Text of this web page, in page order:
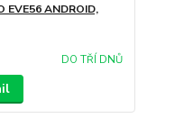
EVE56 ANDROID,
DO TŘÍ DNŮ